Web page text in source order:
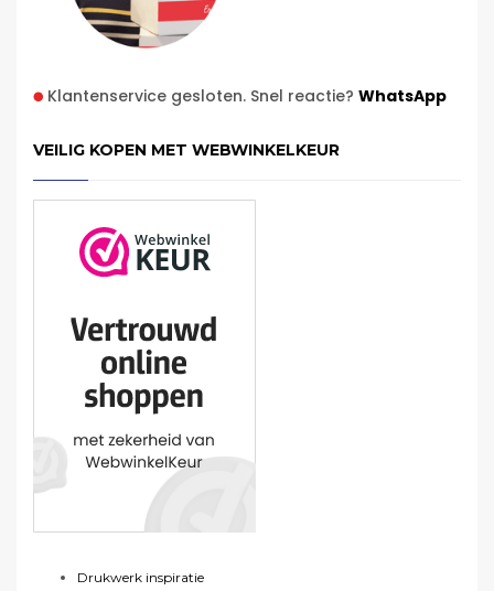
Klantenservice gesloten. Snel reactie? WhatsApp
VEILIG KOPEN MET WEBWINKELKEUR
Drukwerk inspiratie